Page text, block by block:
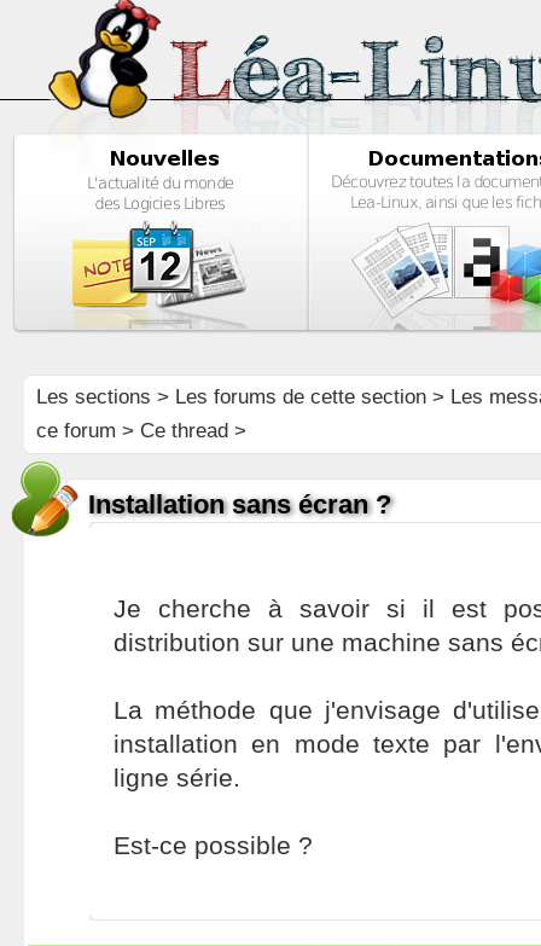
Les sections > Les forums de cette section> Les
ce forum > Ce thread >
Installation sans écran ?
Je cherche à savoir si il est
distribution sur une machine sans
La méthode que j'envisage
installation en mode texte par
ligne série.
Est-ce possible ?